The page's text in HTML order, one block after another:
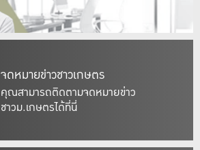
จดหมายข่าวชาวเกษตร
คุณสามารถติดตามจดหมายข่าว
ชาวม.เกษตรได้ที่นี่